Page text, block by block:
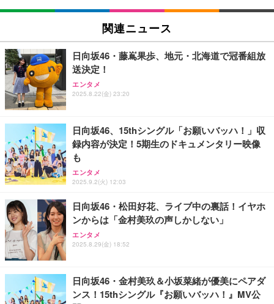
松阪牛 グルメ ハンバーグ【オレンジ花束カード】
べ物 冷凍 高級 プレゼント 内祝 お返し 人気 お取り
寄せ グルメ
￥4,000
冊 ブルー花束カード】父の日 食べ物 肉 父 お父さん
お取り寄せグルメ おつまみ ハンバーグギフト 冷凍
お中元 ギフト 【TV紹介されました♪】 純系 名古屋
コーチン 燻製 4種 セット おつまみ お取り寄せグル
メ 100％国産 高級 地鶏 お肉 ハム ソーセージ 冷凍
化粧箱入り 手提げ紙袋 熨斗対応可 南部食鶏 RK-29-
￥4,066
Butz Delicatessen おつまみアソートセット 【誕生
日用（バースデーカード付き）】 おつまみセット 6
品 食べ比べ ご自宅用 お中元 合鴨 牛タン ロースト
Shall we ダンス？
INI THE MOVIE『I Need I』
￥2,100
IVE THE 1ST WORLD TOUR in CINEMA（字幕版）
関連ニュース
日向坂46・藤嶌果歩、地元・北海道で冠番組放
送決定！
エンタメ
2025.8.22(金) 23:20
日向坂46、15thシングル「お願いバッハ！」収
録内容が決定！5期生のドキュメンタリー映像
も
エンタメ
2025.9.2(火) 12:03
日向坂46・松田好花、ライブ中の裏話！イヤホ
ンからは「金村美玖の声しかしない」
エンタメ
2025.8.29(金) 18:52
日向坂46・金村美玖＆小坂菜緒が優美にペアダ
ンス！15thシングル『お願いバッハ！』MV公